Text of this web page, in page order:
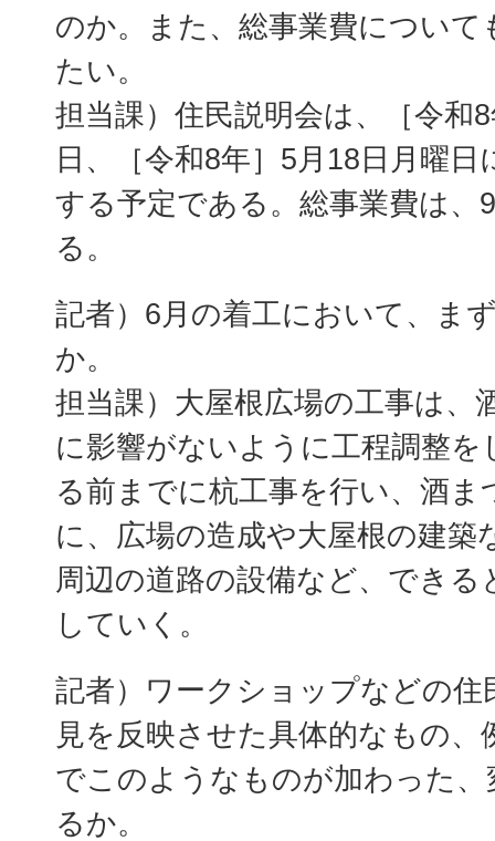
のか。また、総事業費につい
たい。
担当課）住民説明会は、［令和
日、［令和8年］5月18日月曜日
する予定である。総事業費は、
る。
記者）6月の着工において、ま
か。
担当課）大屋根広場の工事は、
に影響がないように工程調整を
る前までに杭工事を行い、酒
に、広場の造成や大屋根の建築
周辺の道路の設備など、できる
していく。
記者）ワークショップなどの
見を反映させた具体的なもの
でこのようなものが加わった
るか。